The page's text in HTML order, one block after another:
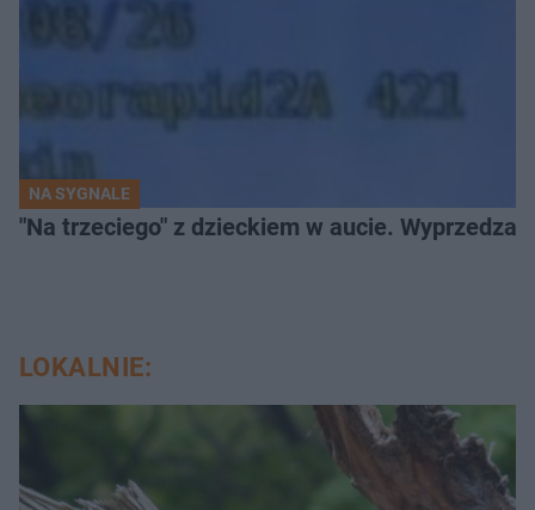
NA SYGNALE
"Na trzeciego" z dzieckiem w aucie.
LOKALNIE: